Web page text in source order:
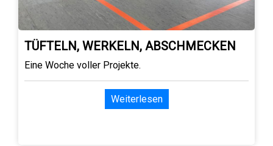
TÜFTELN, WERKELN, ABSCHMECKEN
Eine Woche voller Projekte.
Weiterlesen